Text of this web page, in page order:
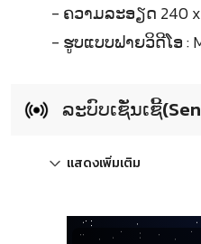
- ຄວາມລະອຽດ 240
- ຮູບແບບຟາຍວິດີໂອ :
ລະບົບເຊັ່ນເຊີ້
แสดงเพิ่มเติม